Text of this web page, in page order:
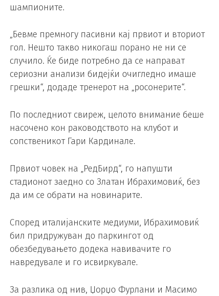
шампионите.
„Бевме премногу пасивни кај првиот и вториот
гол. Нешто такво никогаш порано не ни се
случило. Ќе биде потребно да се направат
сериозни анализи бидејќи очигледно имаше
грешки“, додаде тренерот на „росонерите“.
По последниот свиреж, целото внимание беше
насочено кон раководството на клубот и
сопственикот Гари Кардинале.
Првиот човек на „РедБирд“, го напушти
стадионот заедно со Златан Ибрахимовиќ, без
да им се обрати на новинарите.
Според италијанските медиуми, Ибрахимовиќ
бил придружуван до паркингот од
обезбедувањето додека навивачите го
навредувале и го исвиркувале.
За разлика од нив, Џорџо Фурлани и Масимо